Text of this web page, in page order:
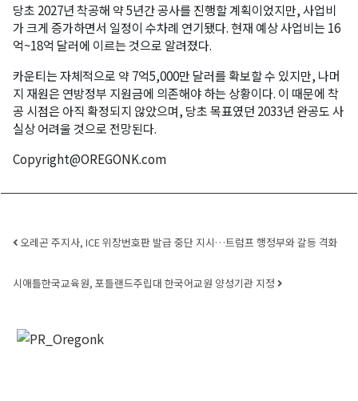
당초 2027년 착공해 약 5년간 공사를 진행할 계획이었지만, 사업비
가 크게 증가하면서 일정이 수차례 연기됐다. 현재 예상 사업비는 16
억~18억 달러에 이르는 것으로 알려졌다.
카운티는 자체적으로 약 7억5,000만 달러를 확보할 수 있지만, 나머
지 재원은 연방정부 지원금에 의존해야 하는 상황이다. 이 때문에 착
공 시점은 아직 확정되지 않았으며, 당초 목표였던 2033년 완공도 사
실상 어려울 것으로 전망된다.
Copyright@OREGONK.com
Post navigation
오레곤 주지사, ICE 위장번호판 발급 중단 지시…트럼프 행정부와 갈등 격화
시애틀한국교육원, 포틀랜드주립대 한국어교원 양성기관 지정